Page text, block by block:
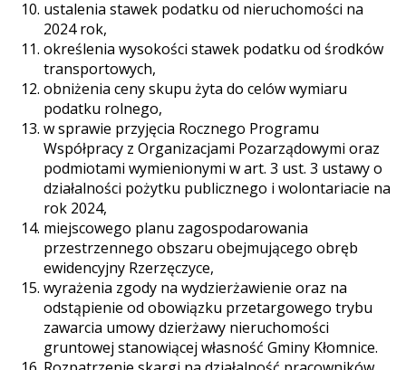
ustalenia stawek podatku od nieruchomości na
2024 rok,
określenia wysokości stawek podatku od środków
transportowych,
obniżenia ceny skupu żyta do celów wymiaru
podatku rolnego,
w sprawie przyjęcia Rocznego Programu
Współpracy z Organizacjami Pozarządowymi oraz
podmiotami wymienionymi w art. 3 ust. 3 ustawy o
działalności pożytku publicznego i wolontariacie na
rok 2024,
miejscowego planu zagospodarowania
przestrzennego obszaru obejmującego obręb
ewidencyjny Rzerzęczyce,
wyrażenia zgody na wydzierżawienie oraz na
odstąpienie od obowiązku przetargowego trybu
zawarcia umowy dzierżawy nieruchomości
gruntowej stanowiącej własność Gminy Kłomnice.